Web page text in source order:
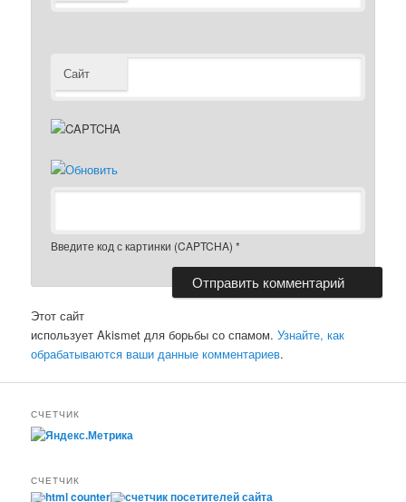
Сайт
Введите код с картинки (CAPTCHA) *
Этот сайт
использует Akismet для борьбы со спамом.Узнайте, как
обрабатываются ваши данные комментариев.
СЧЕТЧИК
СЧЕТЧИК